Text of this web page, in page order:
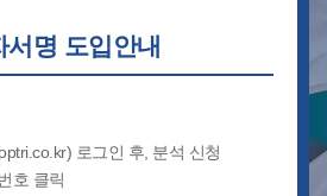
서명 도입안내
로그인 후, 분석 신청
호 클릭
원소 기기분석